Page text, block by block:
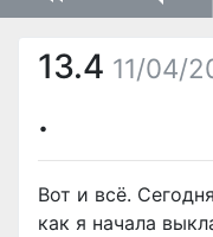
13.4 11/04/
.
Вот и всё.
как я начала